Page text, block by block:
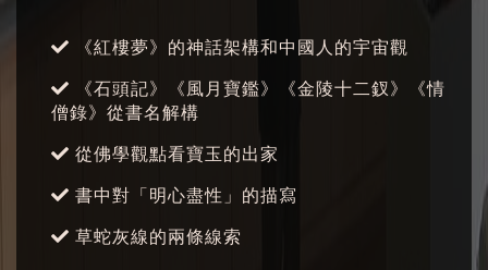
《紅樓夢》的神話架構和中國人的宇宙觀
《石頭記》《風月寶鑑》《金陵十二釵》《情
僧錄》從書名解構
從佛學觀點看寶玉的出家
書中對「明心盡性」的描寫
草蛇灰線的兩條線索